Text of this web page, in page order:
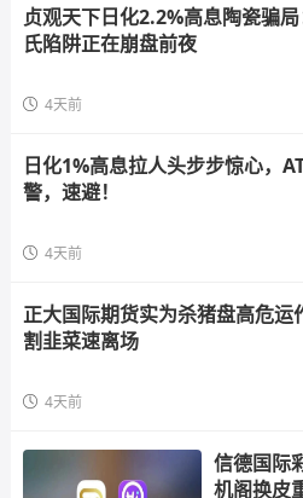
贞观天下日化2.2%高息陶瓷骗
氏陷阱正在崩盘前夜
4天前
日化1%高息拉人头步步惊心，
警，速避！
4天前
正大国际期货实为杀猪盘高危运
割韭菜速离场
4天前
信德国际
机阁换皮